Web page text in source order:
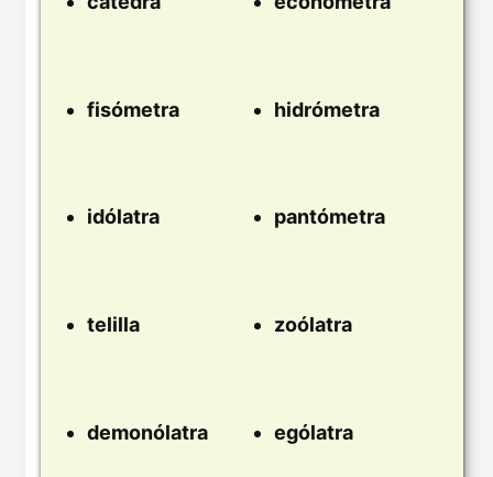
fisómetra hidrómetra
idólatra pantómetra
telilla zoólatra
demonólatra ególatra